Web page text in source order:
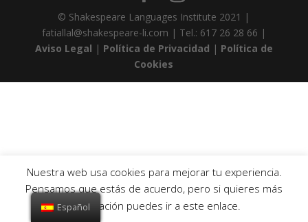
© Shakespeare Languages Institute 2021 |
fatiallal@shakespeare-li.com | Tel.: 617 26 28 66 |
Aviso Legal | Política de Privacidad | Política de
Cookies
Nuestra web usa cookies para mejorar tu experiencia.
Pensamos que estás de acuerdo, pero si quieres más
información puedes ir a este enlace.
Español